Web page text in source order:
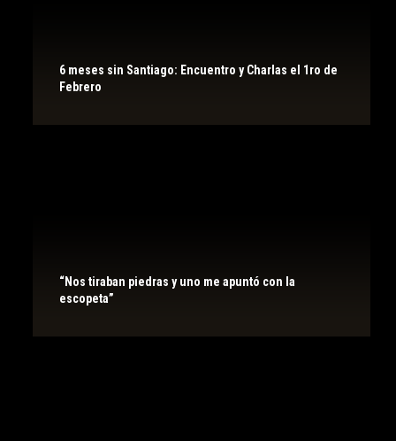
6 meses sin Santiago: Encuentro y Charlas el 1ro de
Febrero
“Nos tiraban piedras y uno me apuntó con la
escopeta”